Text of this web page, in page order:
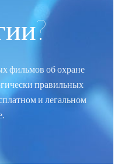
фильмов об охране
правильных
и легальном